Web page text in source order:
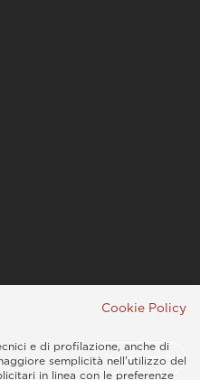
Cookie Policy
e di profilazione, anche di
semplicità nell'utilizzo del
in linea con le preferenze